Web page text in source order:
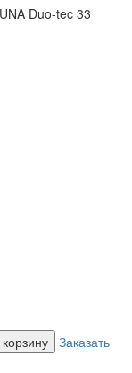
Duo-tec 33
Заказать